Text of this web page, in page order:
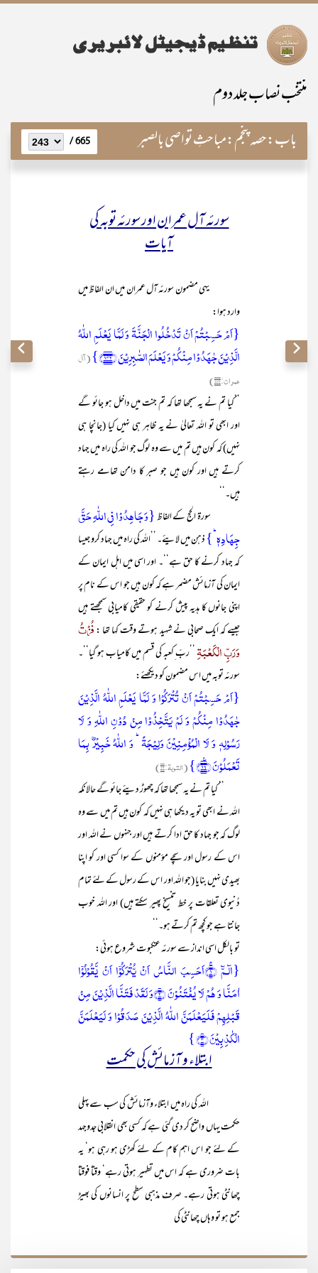
منتخب نصاب جلد دوم
باب:حصہ پنجم:مباحثِ تواصی بالصبر 665 /
سورئہ آل عمران اور سورئہ توبہ کی
آیات
یہی مضمون سورئہ آل عمران میں ان الفاظ میں
وارد ہوا:
{اَمۡ حَسِبۡتُمۡ اَنۡ تَدۡخُلُوا الۡجَنَّۃَ وَ لَمَّا یَعۡلَمِ اللّٰہُ
الَّذِیۡنَ جٰہَدُوۡا مِنۡکُمۡ وَ یَعۡلَمَ الصّٰبِرِیۡنَ ﴿۱۴۲﴾}
(آل
عمران:۱۴۲)
’’کیا تم نے یہ سمجھا تھا کہ تم جنت میں داخل ہو جائو گے
اور ابھی تو اللہ تعالیٰ نے یہ ظاہر ہی نہیں کیا (جانچا ہی
نہیں) کہ کون ہیں تم میں سے وہ لوگ جو اللہ کی راہ میں جہاد
کرتے ہیں اور کون ہیں جو صبر کا دامن تھامے رہتے
ہیں۔‘‘
سورۃ الحج کے الفاظ{وَ جَاہِدُوۡا فِی اللّٰہِ حَقَّ
جِہَادِہٖ ؕ}ذہن میں لایئے۔ ’’اللہ کی راہ میں جہاد کرو جیسا
کہ جہاد کرنے کا حق ہے‘‘۔ اور اسی میں اہل ایمان کے
ایمان کی آزمائش مضمر ہے کہ کون ہیں جو اس کے نام پر
اپنی جانوں کا ہدیہ پیش کرنے کو حقیقی کامیابی سمجھتے ہیں
جیسے کہ ایک صحابی نے شہید ہوتے وقت کہا تھا :فُزْتُ
وَرَبِّ الْکَعْبَۃِ ’’ربّ ِکعبہ کی قسم میں کامیاب ہو گیا‘‘۔
سورئہ توبہ میں اس مضمون کو دیکھئے:
{اَمۡ حَسِبۡتُمۡ اَنۡ تُتۡرَکُوۡا وَ لَمَّا یَعۡلَمِ اللّٰہُ الَّذِیۡنَ
جٰہَدُوۡا مِنۡکُمۡ وَ لَمۡ یَتَّخِذُوۡا مِنۡ دُوۡنِ اللّٰہِ وَ لَا
رَسُوۡلِہٖ وَ لَا الۡمُؤۡمِنِیۡنَ وَلِیۡجَۃً ؕ وَ اللّٰہُ خَبِیۡرٌۢ بِمَا
تَعۡمَلُوۡنَ ﴿٪۱۶﴾}
(التوبۃ:۱۶)
’’ کیا تم نے یہ سمجھا تھا کہ چھوڑ دیئے جائو گے حالانکہ
اللہ نے ابھی تو یہ دیکھا ہی نہیں کہ کون ہیں تم میں سے وہ
لوگ کہ جو جہاد کا حق ادا کرتے ہیں اور جنہوں نے اللہ اور
اس کے رسول اور سچے مؤمنوں کے سوا کسی اور کو اپنا
بھیدی نہیں بنایا (جو اللہ اور اس کے رسول کے لئے تمام
دُنیوی تعلقات پر خط تنسیخ پھیر سکتے ہیں) اور اللہ خوب
جانتا ہے جو کچھ تم کرتے ہو۔‘‘
تو بالکل اسی انداز سے سورئہ عنکبوت شروع ہوئی:
{الٓـمّٓ ۚ﴿۱﴾اَحَسِبَ النَّاسُ اَنۡ یُّتۡرَکُوۡۤا اَنۡ یَّقُوۡلُوۡۤا
اٰمَنَّا وَ ہُمۡ لَا یُفۡتَنُوۡنَ ﴿۲﴾وَ لَقَدۡ فَتَنَّا الَّذِیۡنَ مِنۡ
قَبۡلِہِمۡ فَلَیَعۡلَمَنَّ اللّٰہُ الَّذِیۡنَ صَدَقُوۡا وَ لَیَعۡلَمَنَّ
الۡکٰذِبِیۡنَ ﴿۳﴾ }
ابتلاء و آزمائش کی حکمت
اللہ کی راہ میں ابتلاء وآزمائش کی سب سے پہلی
حکمت یہاں واضح کر دی گئی ہے کہ کسی بھی انقلابی جدوجہد
کے لئے جو اس اہم کام کے لئے کھڑی ہو رہی ہو‘ یہ
بات ضروری ہے کہ اس میں تطہیر ہوتی رہے‘ وقتاً فوقتاً
چھانٹی ہوتی رہے۔ صرف مذہبی سطح پر انسانوں کی بھیڑ
جمع ہو تو وہاں چھانٹی کی